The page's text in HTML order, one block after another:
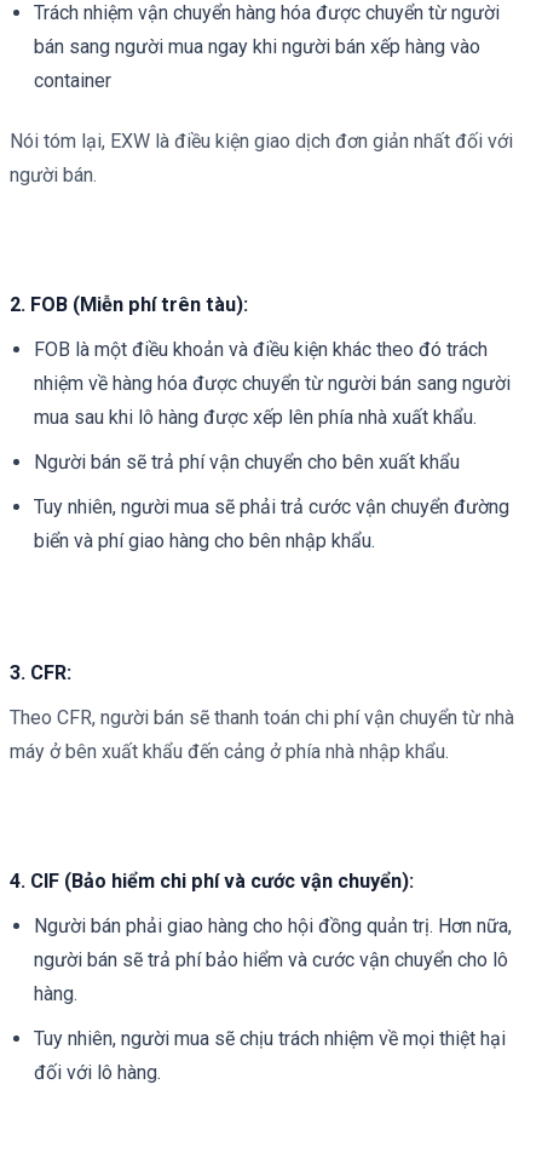
Trách nhiệm vận chuyển hàng hóa được chuyển từ người
bán sang người mua ngay khi người bán xếp hàng vào
container
Nói tóm lại, EXW là điều kiện giao dịch đơn giản nhất đối với
người bán.
2. FOB (Miễn phí trên tàu):
FOB là một điều khoản và điều kiện khác theo đó trách
nhiệm về hàng hóa được chuyển từ người bán sang người
mua sau khi lô hàng được xếp lên phía nhà xuất khẩu.
Người bán sẽ trả phí vận chuyển cho bên xuất khẩu
Tuy nhiên, người mua sẽ phải trả cước vận chuyển đường
biển và phí giao hàng cho bên nhập khẩu.
3. CFR:
Theo CFR, người bán sẽ thanh toán chi phí vận chuyển từ nhà
máy ở bên xuất khẩu đến cảng ở phía nhà nhập khẩu.
4. CIF (Bảo hiểm chi phí và cước vận chuyển):
Người bán phải giao hàng cho hội đồng quản trị. Hơn nữa,
người bán sẽ trả phí bảo hiểm và cước vận chuyển cho lô
hàng.
Tuy nhiên, người mua sẽ chịu trách nhiệm về mọi thiệt hại
đối với lô hàng.